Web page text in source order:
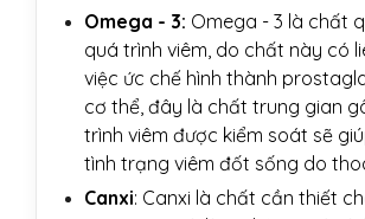
Omega - 3: Omega - 3 là chất
quá trình viêm, do chất này có
việc ức chế hình thành
cơ thể, đây là chất trung gian
trình viêm được kiểm soát sẽ
tình trạng viêm đốt sống do
Canxi: Canxi là chất cần thiết